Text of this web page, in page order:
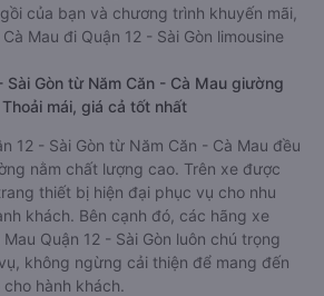
của bạn và chương trình khuyến mãi,
Mau đi Quận 12 - Sài Gòn limousine
Sài Gòn từ Năm Căn - Cà Mau giường
mái, giá cả tốt nhất
12 - Sài Gòn từ Năm Căn - Cà Mau đều
nằm chất lượng cao. Trên xe được
thiết bị hiện đại phục vụ cho nhu
khách. Bên cạnh đó, các hãng xe
Quận 12 - Sài Gòn luôn chú trọng
không ngừng cải thiện để mang đến
hành khách.